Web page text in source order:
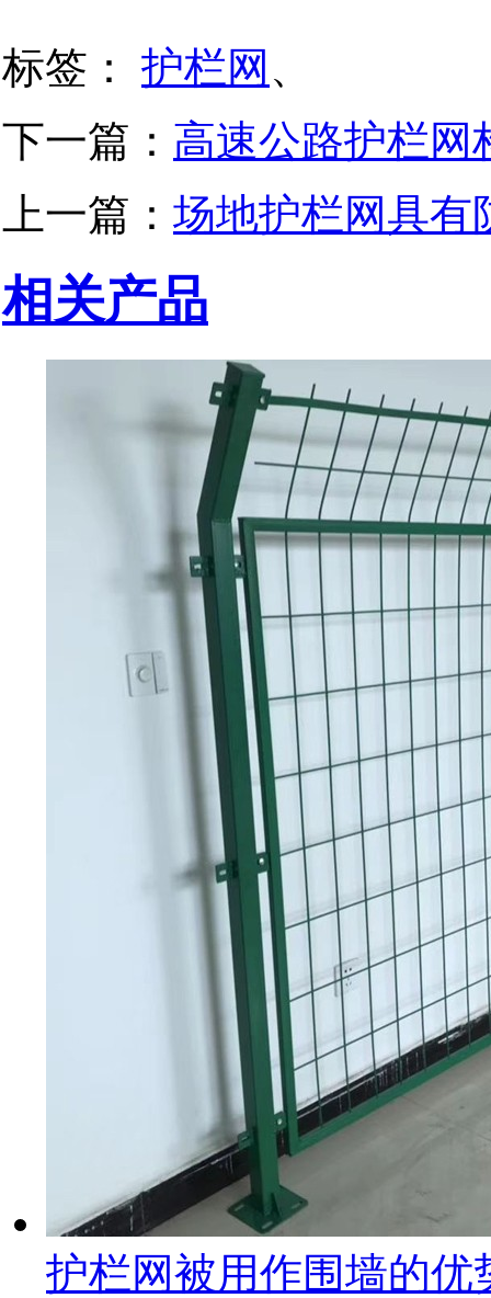
标签： 护栏网 、
下一篇： 高速公路护栏网
上一篇： 场地护栏网具有
相关产品
护栏网被用作围墙的优